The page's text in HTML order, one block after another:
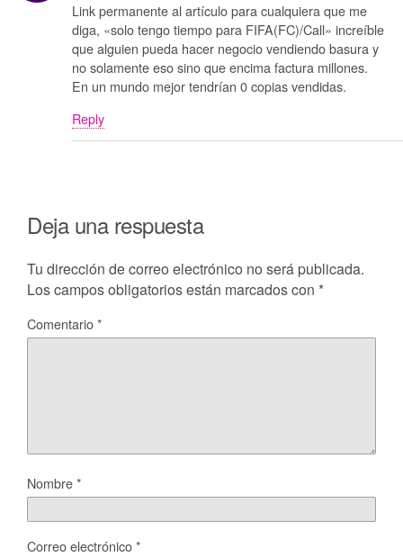
Link permanente al artículo para cualquiera que me
diga, «solo tengo tiempo para FIFA(FC)/Call» increíble
que alguien pueda hacer negocio vendiendo basura y
no solamente eso sino que encima factura millones.
En un mundo mejor tendrían 0 copias vendidas.
Reply
Deja una respuesta
Tu dirección de correo electrónico no será publicada.
Los campos obligatorios están marcados con *
Comentario*
Nombre*
Correo electrónico*